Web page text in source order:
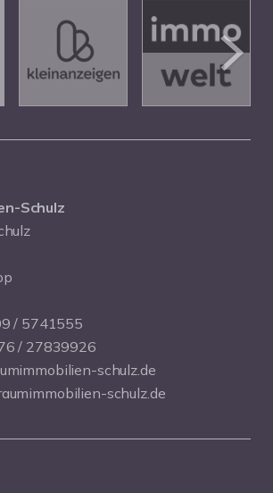
Schulz
/ 5741555
/ 27839926
schulz.de
schulz.de